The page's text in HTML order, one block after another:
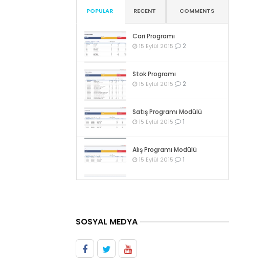
POPULAR RECENT COMMENTS
Cari Programı
15 Eylül 2015 2
Stok Programı
15 Eylül 2015 2
Satış Programı Modülü
15 Eylül 2015 1
Alış Programı Modülü
15 Eylül 2015 1
SOSYAL MEDYA